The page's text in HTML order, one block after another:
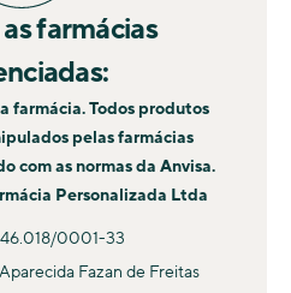
farmácias
farmácia. Todos produtos
pelas farmácias
com as normas da Anvisa.
Personalizada Ltda
0001-33
Fazan de Freitas